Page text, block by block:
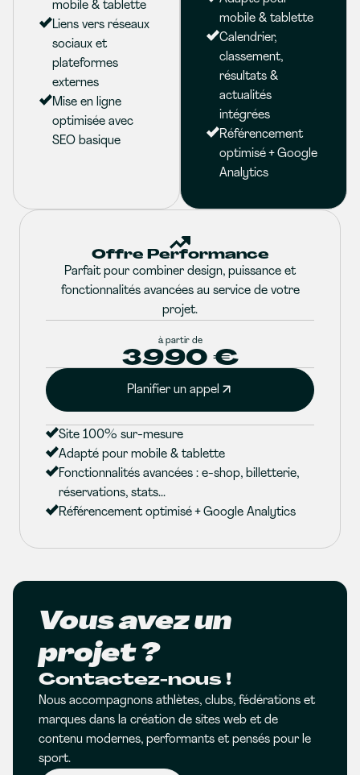
mobile & tablette
Liens vers réseaux
sociaux et
plateformes
externes
Mise en ligne
optimisée avec
SEO basique
mobile & tablette
Calendrier,
classement,
résultats &
actualités
intégrées
Référencement
optimisé + Google
Analytics
Offre Performance
Parfait pour combiner design, puissance et
fonctionnalités avancées au service de votre
projet.
à partir de
3990 €
Planifier un appel
Site 100% sur-mesure
Adapté pour mobile & tablette
Fonctionnalités avancées : e-shop, billetterie,
réservations, stats...
Référencement optimisé + Google Analytics
Vous avez un
projet ?
Contactez-nous !
Nous accompagnons athlètes, clubs, fédérations et
marques dans la création de sites web et de
contenu modernes, performants et pensés pour le
sport.